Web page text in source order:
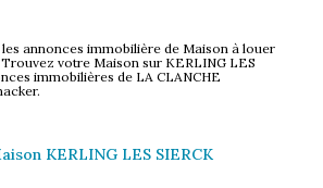
LOCATION
CONTACT
annonces immobilière de Maison à louer
votre Maison sur KERLING LES
immobilières de LA CLANCHE
KERLING LES SIERCK